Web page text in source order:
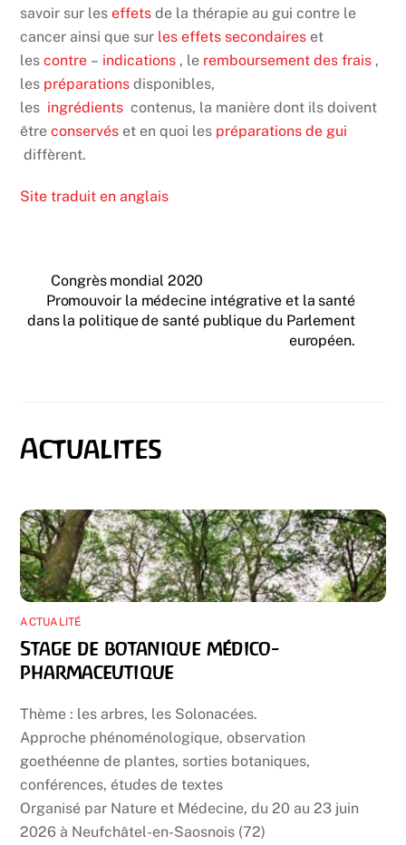
savoir sur leseffets de la thérapie au gui contre le
cancer ainsi que sur les effets secondaires et
lescontre – indications , le remboursement des frais ,
les préparations disponibles,
les ingrédients contenus, la manière dont ils doivent
êtreconservés et en quoi les préparations de gui
diffèrent.
Site traduit en anglais
Congrès mondial 2020
Promouvoir la médecine intégrative et la santé
dans la politique de santé publique du Parlement
européen.
ACTUALITÉ
Stage de botanique médico-
pharmaceutique
Thème : les arbres, les Solonacées.
Approche phénoménologique, observation
goethéenne de plantes, sorties botaniques,
conférences, études de textes
Organisé par Nature et Médecine, du 20 au 23 juin
2026 à Neufchâtel-en-Saosnois (72)